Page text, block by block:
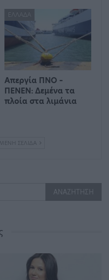
ΕΛΛΆΔΑ
Απεργία ΠΝΟ –
ΠΕΝΕΝ: Δεμένα τα
πλοία στα λιμάνια
ΣΕΛΊΔΑ